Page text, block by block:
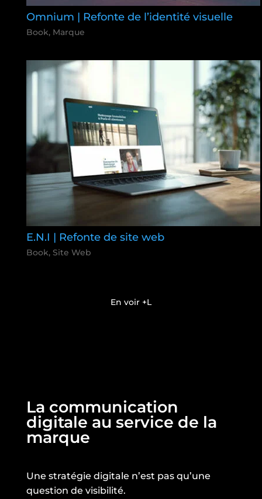
Omnium | Refonte de l’identité visuelle
Book, Marque
E.N.I | Refonte de site web
Book, Site Web
En voir +
La communication
digitale au service de la
marque
Une stratégie digitale n’est pas qu’une
question de visibilité.